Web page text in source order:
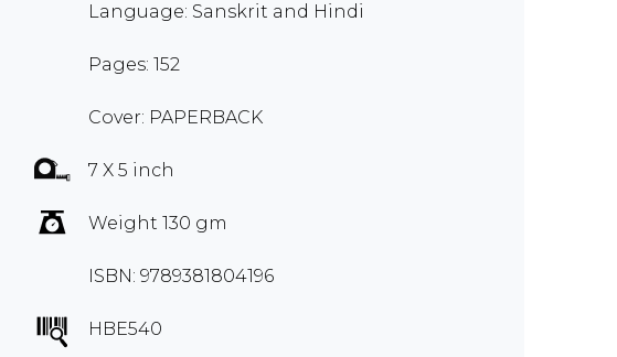
Language: Sanskrit and Hindi
Pages: 152
Cover: PAPERBACK
7 X 5 inch
Weight 130 gm
ISBN: 9789381804196
HBE540